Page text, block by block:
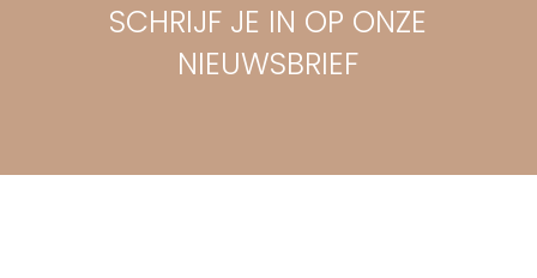
SCHRIJF JE IN OP ONZE
NIEUWSBRIEF